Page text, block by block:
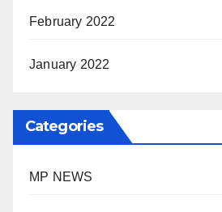
February 2022
January 2022
Categories
MP NEWS